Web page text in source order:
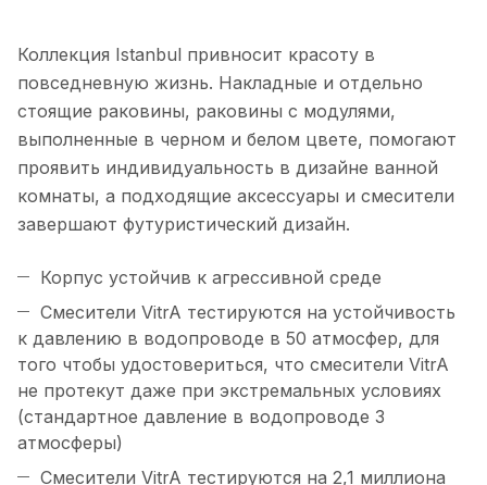
Коллекция Istanbul привносит красоту в
повседневную жизнь. Накладные и отдельно
стоящие раковины, раковины с модулями,
выполненные в черном и белом цвете, помогают
проявить индивидуальность в дизайне ванной
комнаты, а подходящие аксессуары и смесители
завершают футуристический дизайн.
Корпус устойчив к агрессивной среде
Смесители VitrA тестируются на устойчивость
к давлению в водопроводе в 50 атмосфер, для
того чтобы удостовериться, что смесители VitrA
не протекут даже при экстремальных условиях
(стандартное давление в водопроводе 3
атмосферы)
Смесители VitrA тестируются на 2,1 миллиона